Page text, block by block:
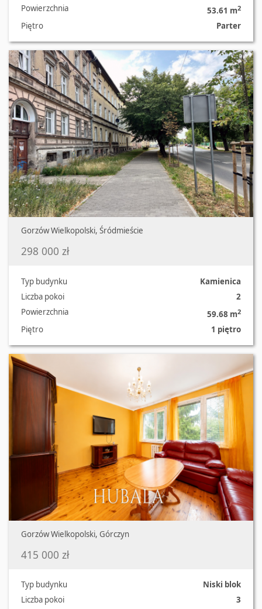
Powierzchnia
53.61 m2
Piętro
Parter
Gorzów Wielkopolski, Śródmieście
298 000 zł
Typ budynku
Kamienica
Liczba pokoi
2
Powierzchnia
59.68 m2
Piętro
1 piętro
Gorzów Wielkopolski, Górczyn
415 000 zł
Typ budynku
Niski blok
Liczba pokoi
3